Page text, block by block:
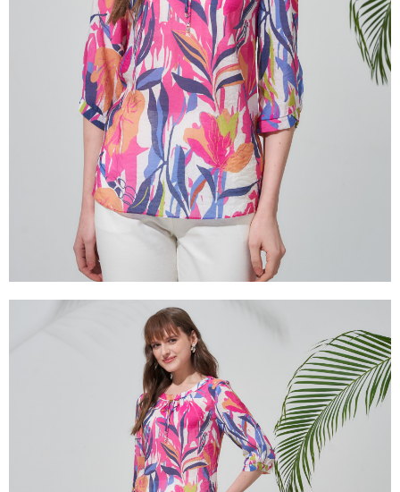
2.基於同意付款使用「大哥付你分期」之契約關係目的，商店將以您的個人
資料（包含姓名、電話或地址）提供予台灣大哥大進項蒐集、處理及利用，
由本公司與您本人進行分期帳單所需資料之確認、核對及更正。
3.完整用戶服務條款，請詳閱以下連結：https://oppay.tw/userRule
※ 交易是否成功請以「AFTEE先享後付 」之結帳頁面顯示為準，若有關於
是否繳費成功／繳費後需取消欲退款等相關疑問，請聯繫「AFTEE先享後付
客戶支援中心」 https://netprotections.freshdesk.com/support/home
【注意事項】
１．透過由恩沛科技股份有限公司提供之「AFTEE先享後付」服務完成之交
易，需依本服務之必要範圍內提供個人資料，並將交易相關給付款項請求債
權轉讓予恩沛科技股份有限公司。
２．關於個人資料處理事宜，請瀏覽以下網址：
https://aftee.tw/terms/#terms3
３．未成年的使用者請事先徵得法定代理人或監護人之同意方可使用
「AFTEE先享後付」，若未經同意申辦者引起之損失，本公司不負相關責
４．使用「AFTEE先享後付」時，將依據個別帳號之用戶狀況，依本公司即
時審查核予不同之上限額度；若仍有額度不足之情形，本公司將視審查結果
請求用戶進行身份認證。
５．嚴禁一人註冊多個帳號或使用他人資訊註冊。若發現惡意使用之情形，